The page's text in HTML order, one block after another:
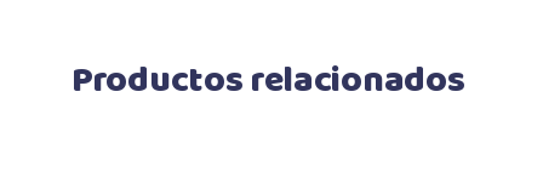
Productos relacionados